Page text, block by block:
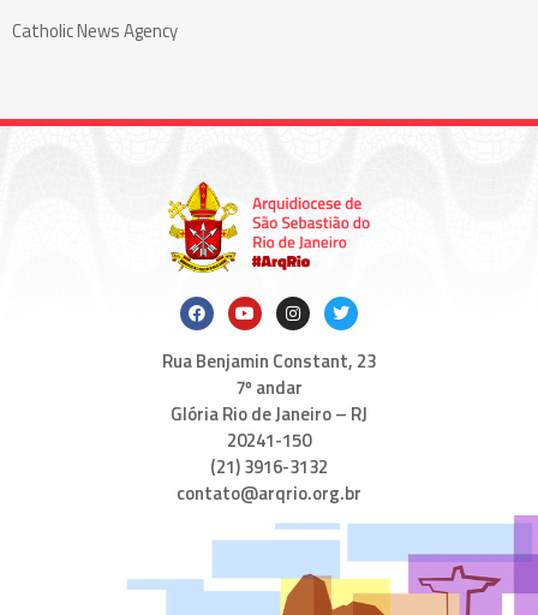
Catholic News Agency
Rua Benjamin Constant, 23
7º andar
Glória Rio de Janeiro – RJ
20241-150
(21) 3916-3132
contato@arqrio.org.br